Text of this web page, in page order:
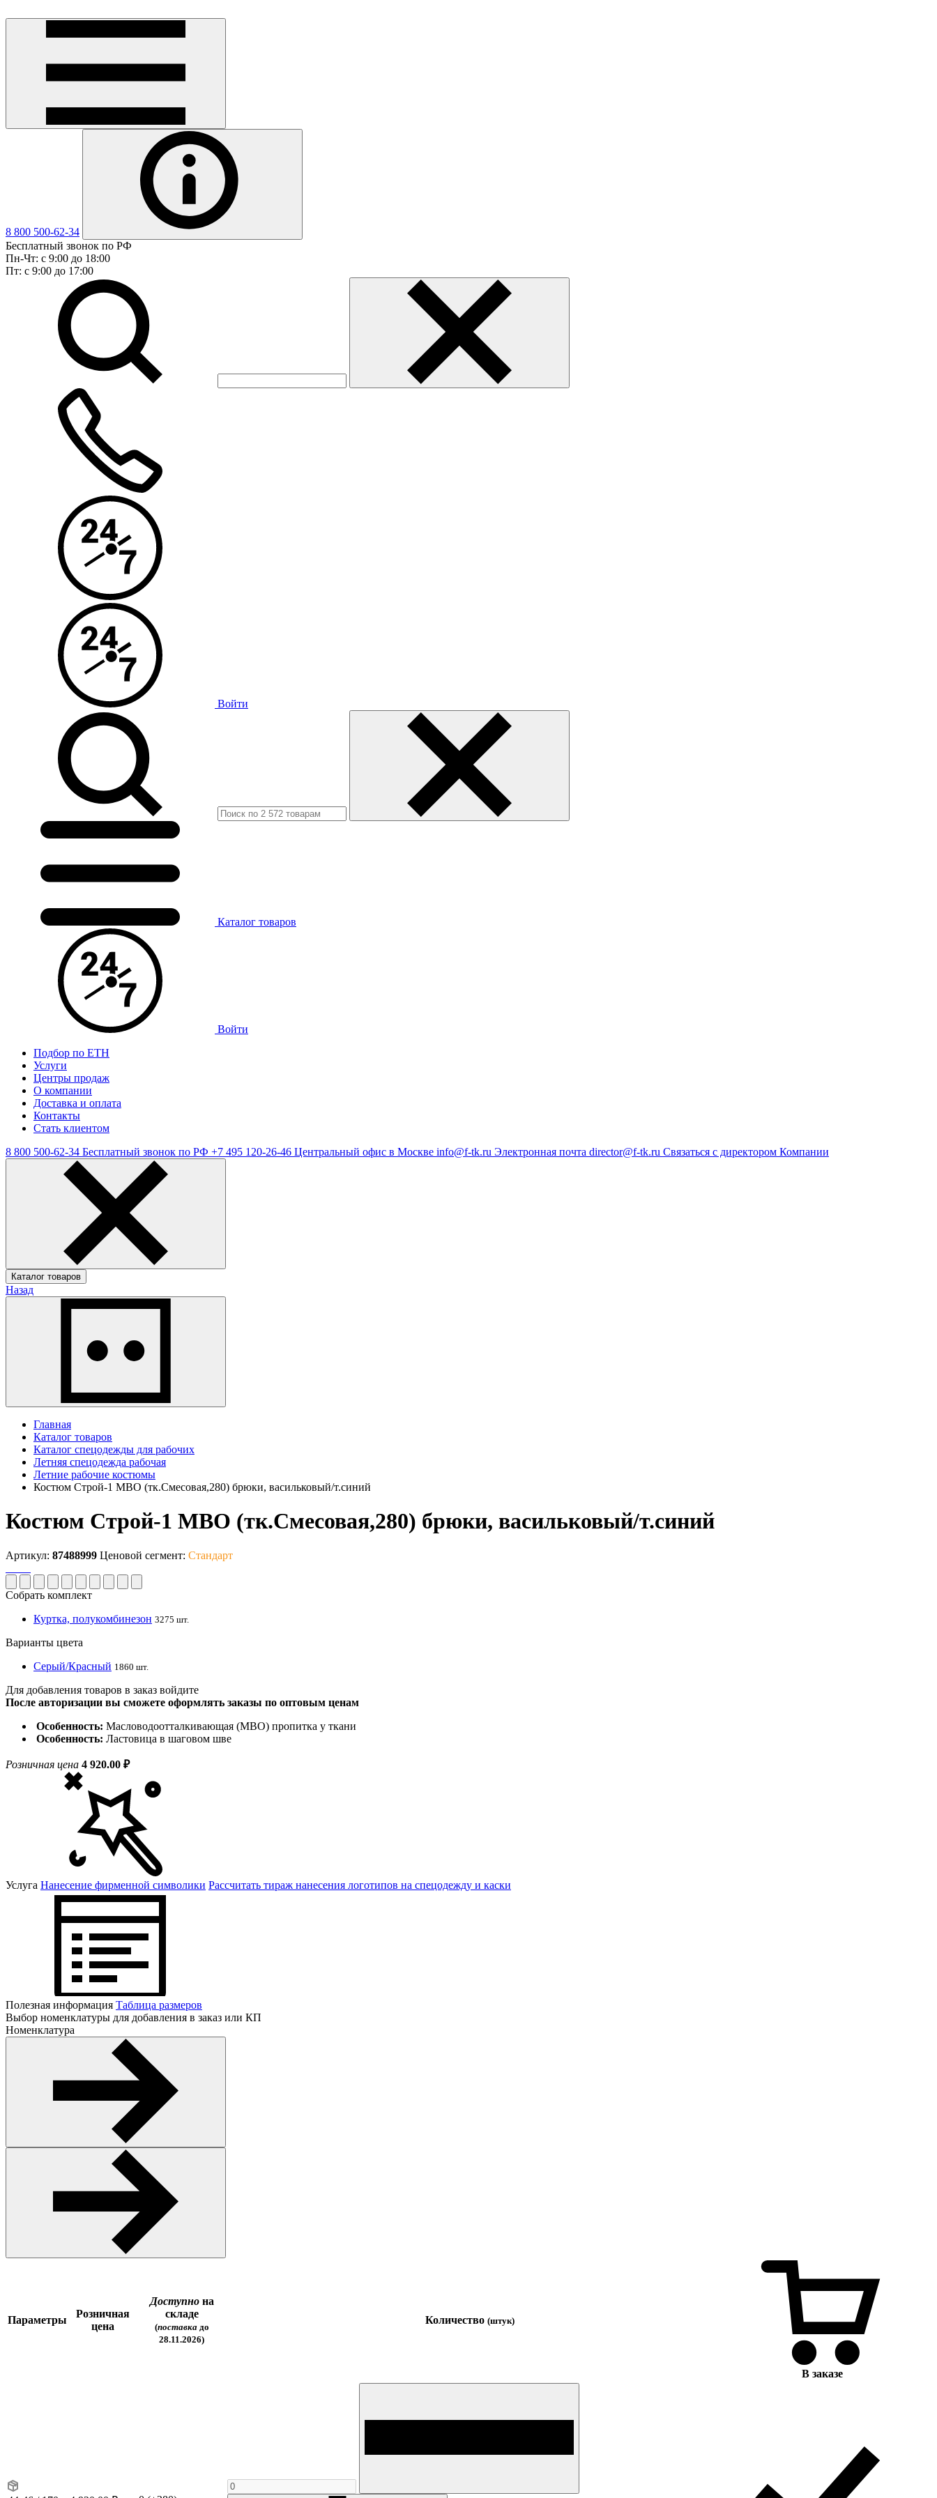
8 800 500-62-34
Бесплатный звонок по РФ
Пн-Чт: с 9:00 до 18:00
Пт: с 9:00 до 17:00
Войти
Каталог товаров
Войти
Подбор по ЕТН
Услуги
Центры продаж
О компании
Доставка и оплата
Контакты
Стать клиентом
8 800 500-62-34 Бесплатный звонок по РФ +7 495 120-26-46 Центральный офис в Москве info@f-tk.ru Электронная почта director@f-tk.ru Связаться с директором Компании
Каталог товаров
Назад
Главная
Каталог товаров
Каталог спецодежды для рабочих
Летняя спецодежда рабочая
Летние рабочие костюмы
Костюм Строй-1 МВО (тк.Смесовая,280) брюки, васильковый/т.синий
Костюм Строй-1 МВО (тк.Смесовая,280) брюки, васильковый/т.синий
Артикул: 87488999 Ценовой сегмент: Стандарт
Собрать комплект
Куртка, полукомбинезон 3275 шт.
Варианты цвета
Серый/Красный 1860 шт.
Для добавления товаров в заказ войдите
После авторизации вы сможете оформлять заказы по оптовым ценам
Особенность: Масловодоотталкивающая (МВО) пропитка у ткани
Особенность: Ластовица в шаговом шве
Розничная цена 4 920.00 ₽
Услуга Нанесение фирменной символики Рассчитать тираж нанесения логотипов на спецодежду и каски
Полезная информация Таблица размеров
Выбор номенклатуры для добавления в заказ или КП
Номенклатура
Параметры
Розничная
цена
Доступно на
складе
(поставка до
28.11.2026)
Количество (штук)
В заказе